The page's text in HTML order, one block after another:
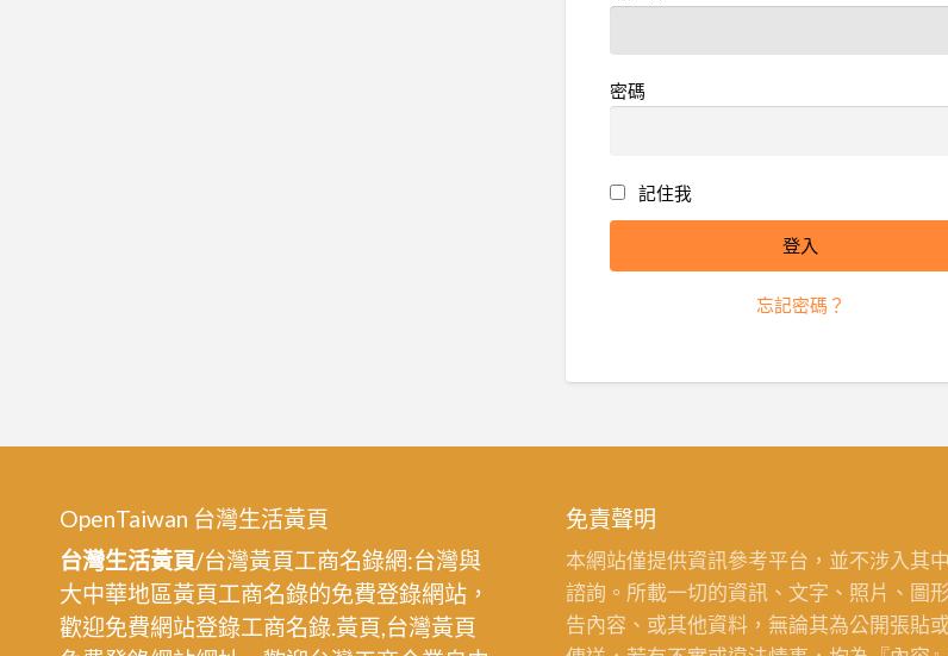
密碼
記住我
忘記密碼？
OpenTaiwan 台灣生活黃頁
台灣生活黃頁/台灣黃頁工商名錄網:台灣與
大中華地區黃頁工商名錄的免費登錄網站，
歡迎免費網站登錄工商名錄.黃頁,台灣黃頁
免責聲明
本網站僅提供資訊參考平台，並不涉入其
諮詢。所載一切的資訊、文字、照片、圖
告內容、或其他資料，無論其為公開張貼